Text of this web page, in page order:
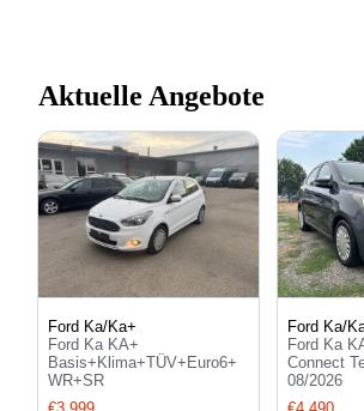
Aktuelle Angebote
Ford Ka/Ka+
Ford Ka KA+
Basis+Klima+TÜV+Euro6+
WR+SR
Ford Ka/
Ford Ka
Connect
08/2026